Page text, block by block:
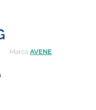
Marca AVENE